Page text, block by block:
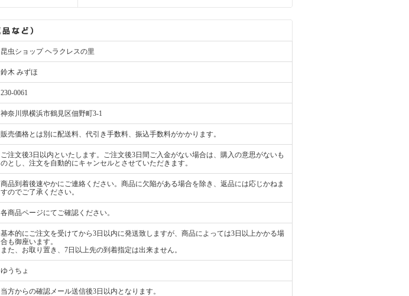
昆虫ショップ ヘラクレスの里
鈴木 みずほ
230-0061
神奈川県横浜市鶴見区佃野町3-1
販売価格とは別に配送料、代引き手数料、振込手数料がかかります。
ご注文後3日以内といたします。ご注文後3日間ご入金がない場合は、購入の意思がないも
のとし、注文を自動的にキャンセルとさせていただきます。
商品到着後速やかにご連絡ください。商品に欠陥がある場合を除き、返品には応じかねま
すのでご了承ください。
各商品ページにてご確認ください。
基本的にご注文を受けてから3日以内に発送致しますが、商品によっては3日以上かかる場
合も御座います。
また、お取り置き、7日以上先の到着指定は出来ません。
ゆうちょ
当方からの確認メール送信後3日以内となります。